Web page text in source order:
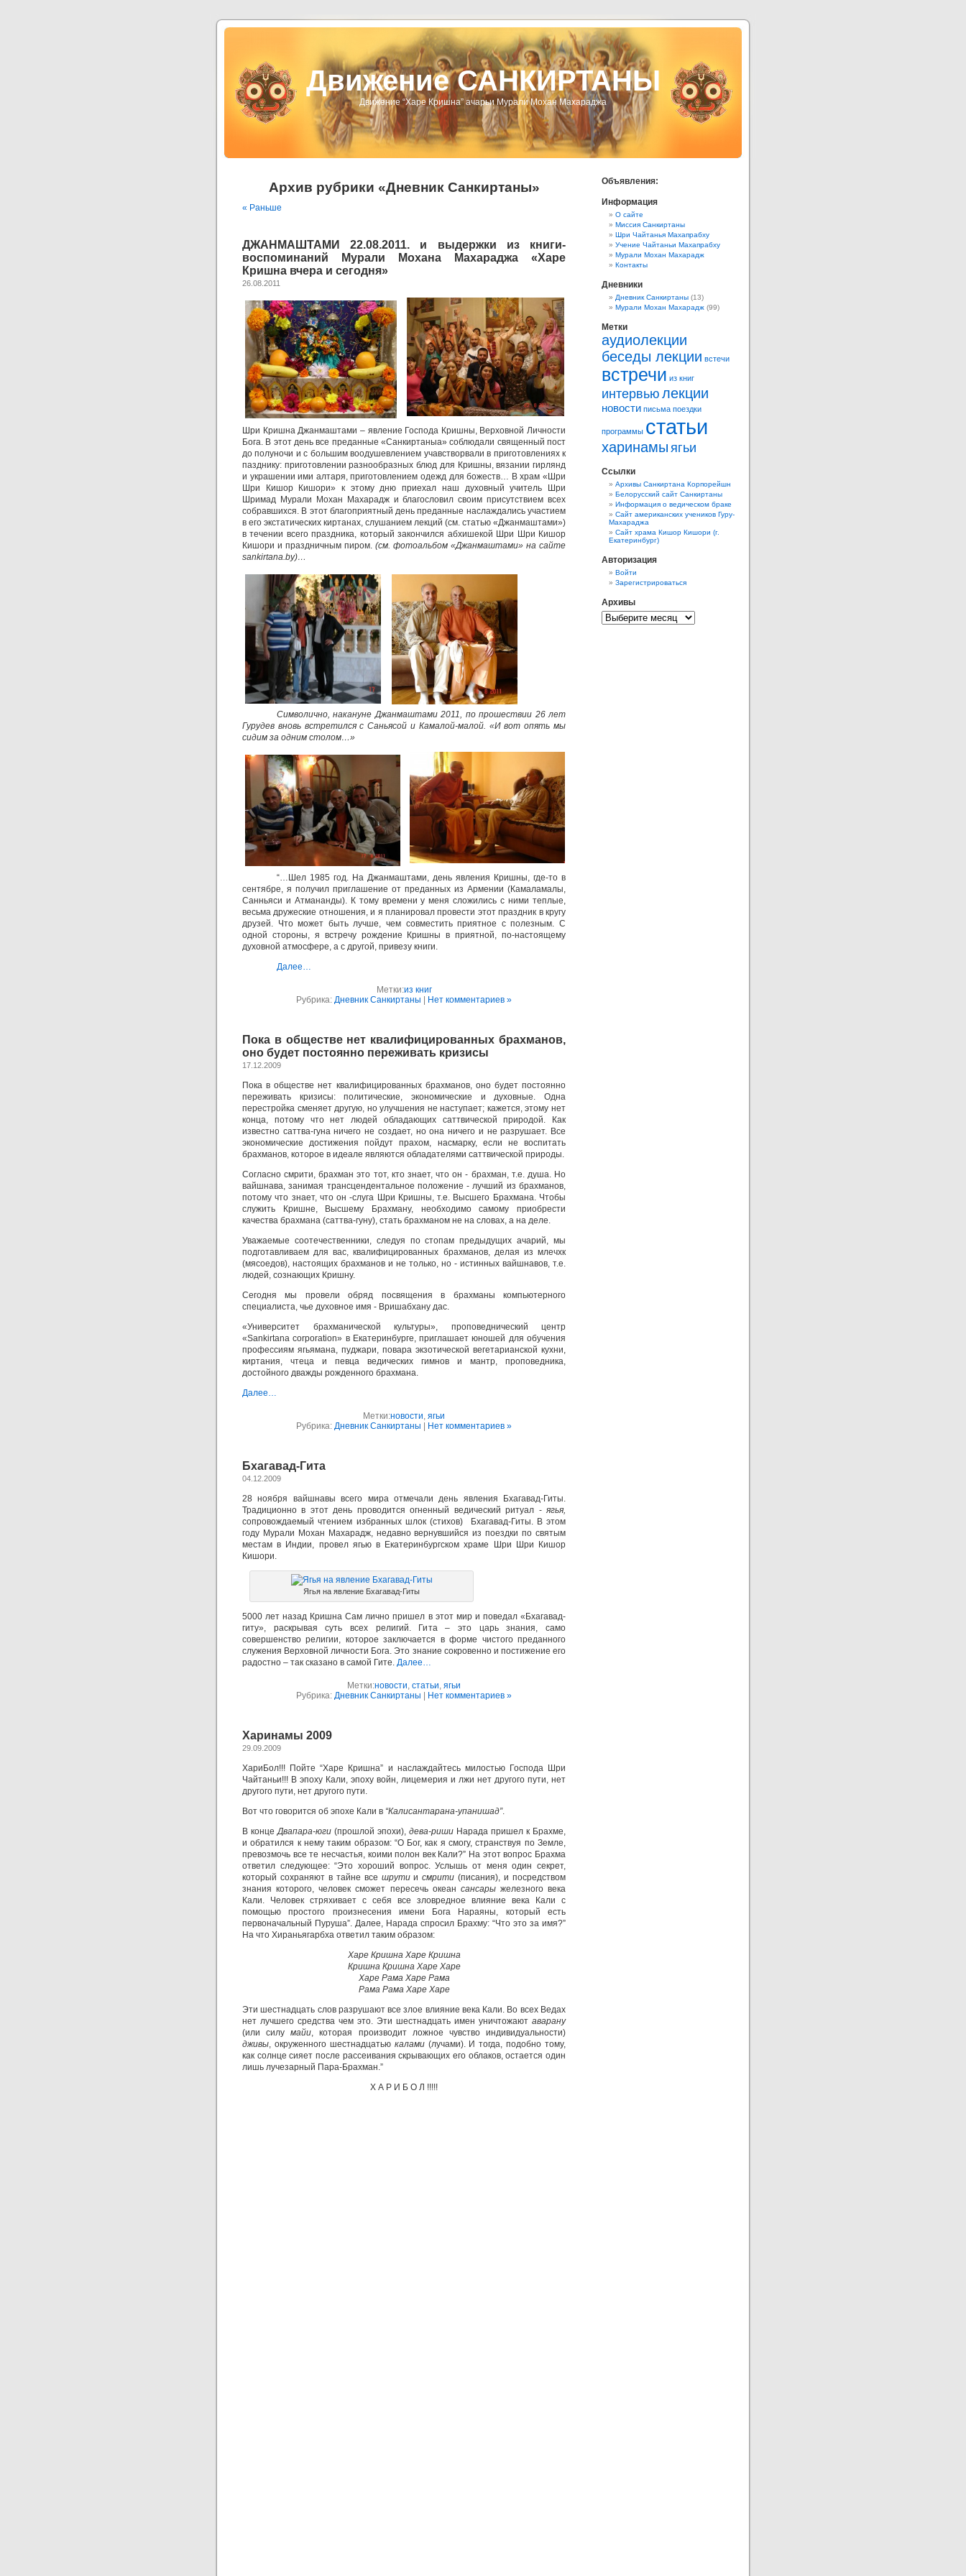
Движение САНКИРТАНЫ
Движение “Харе Кришна” ачарьи Мурали Мохан Махараджа
Архив рубрики «Дневник Санкиртаны»
« Раньше
ДЖАНМАШТАМИ 22.08.2011. и выдержки из книги-
воспоминаний Мурали Мохана Махараджа «Харе
Кришна вчера и сегодня»
26.08.2011
Шри Кришна Джанмаштами – явление Господа Кришны, Верховной Личности
Бога. В этот день все преданные «Санкиртаныа» соблюдали священный пост
до полуночи и с большим воодушевлением учавстворвали в приготовлениях к
пазднику: приготовлении разнообразных блюд для Кришны, вязании гирлянд
и украшении ими алтаря, приготовлением одежд для божеств… В храм «Шри
Шри Кишор Кишори» к этому дню приехал наш духовный учитель Шри
Шримад Мурали Мохан Махарадж и благословил своим присутствием всех
собравшихся. В этот благоприятный день преданные наслаждались участием
в его экстатических киртанах, слушанием лекций (см. статью «Джанмаштами»)
в течении всего праздника, который закончился абхишекой Шри Шри Кишор
Кишори и праздничным пиром. (см. фотоальбом «Джанмаштами» на сайте
sankirtana.by)…
Символично, накануне Джанмаштами 2011, по прошествии 26 лет
Гурудев вновь встретился с Саньясой и Камалой-малой. «И вот опять мы
сидим за одним столом…»
“…Шел 1985 год. На Джанмаштами, день явления Кришны, где-то в
сентябре, я получил приглашение от преданных из Армении (Камаламалы,
Санньяси и Атмананды). К тому времени у меня сложились с ними теплые,
весьма дружеские отношения, и я планировал провести этот праздник в кругу
друзей. Что может быть лучше, чем совместить приятное с полезным. С
одной стороны, я встречу рождение Кришны в приятной, по-настоящему
духовной атмосфере, а с другой, привезу книги.
Далее…
Метки:из книг
Рубрика: Дневник Санкиртаны Нет комментариев »
Пока в обществе нет квалифицированных брахманов,
оно будет постоянно переживать кризисы
17.12.2009
Пока в обществе нет квалифицированных брахманов, оно будет постоянно
переживать кризисы: политические, экономические и духовные. Одна
перестройка сменяет другую, но улучшения не наступает; кажется, этому нет
конца, потому что нет людей обладающих саттвической природой. Как
известно саттва-гуна ничего не создает, но она ничего и не разрушает. Все
экономические достижения пойдут прахом, насмарку, если не воспитать
брахманов, которое в идеале являются обладателями саттвической природы.
Согласно смрити, брахман это тот, кто знает, что он - брахман, т.е. душа. Но
вайшнава, занимая трансцендентальное положение - лучший из брахманов,
потому что знает, что он -слуга Шри Кришны, т.е. Высшего Брахмана. Чтобы
служить Кришне, Высшему Брахману, необходимо самому приобрести
качества брахмана (саттва-гуну), стать брахманом не на словах, а на деле.
Уважаемые соотечественники, следуя по стопам предыдущих ачарий, мы
подготавливаем для вас, квалифицированных брахманов, делая из млечхк
(мясоедов), настоящих брахманов и не только, но - истинных вайшнавов, т.е.
людей, сознающих Кришну.
Сегодня мы провели обряд посвящения в брахманы компьютерного
специалиста, чье духовное имя - Вришабхану дас.
«Университет брахманической культуры», проповеднический центр
«Sankirtana corporation» в Екатеринбурге, приглашает юношей для обучения
профессиям ягьямана, пуджари, повара экзотической вегетарианской кухни,
киртания, чтеца и певца ведических гимнов и мантр, проповедника,
достойного дважды рожденного брахмана.
Далее…
Метки:новости, ягьи
Рубрика: Дневник Санкиртаны Нет комментариев »
Бхагавад-Гита
04.12.2009
28 ноября вайшнавы всего мира отмечали день явления Бхагавад-Гиты.
Традиционно в этот день проводится огненный ведический ритуал - ягья,
сопровождаемый чтением избранных шлок (стихов) Бхагавад-Гиты. В этом
году Мурали Мохан Махарадж, недавно вернувшийся из поездки по святым
местам в Индии, провел ягью в Екатеринбургском храме Шри Шри Кишор
Кишори.
Ягья на явление Бхагавад-Гиты
5000 лет назад Кришна Сам лично пришел в этот мир и поведал «Бхагавад-
гиту», раскрывая суть всех религий. Гита – это царь знания, само
совершенство религии, которое заключается в форме чистого преданного
служения Верховной личности Бога. Это знание сокровенно и постижение его
радостно – так сказано в самой Гите. Далее…
Метки:новости, статьи, ягьи
Рубрика: Дневник Санкиртаны Нет комментариев »
Харинамы 2009
29.09.2009
ХариБол!!! Пойте “Харе Кришна” и наслаждайтесь милостью Господа Шри
Чайтаньи!!! В эпоху Кали, эпоху войн, лицемерия и лжи нет другого пути, нет
другого пути, нет другого пути.
Вот что говорится об эпохе Кали в “Калисантарана-упанишад”.
В концеДвапара-юги (прошлой эпохи), дева-риши Нарада пришел к Брахме,
и обратился к нему таким образом: “O Бог, как я смогу, cтранствуя по Земле,
превозмочь все те несчастья, коими полон век Кали?” На этот вопрос Брахма
ответил cледующее: “Это хороший вопрос. Услышь от меня один секрет,
который сохраняют в тайне все шрутиисмрити (писания), и посредством
знания которого, человек сможет пересечь океан сансарыжелезного века
Кали. Человек стряхивает с себя все зловредное влияние века Кали с
помощью простого произнесения имени Бога Нараяны, который есть
первоначальный Пуруша”. Далее, Нарада спросил Брахму: “Что это за имя?”
На что Хираньягарбха ответил таким образом:
Харе Кришна Харе Кришна
Кришна Кришна Харе Харе
Харе Рама Харе Рама
Рама Рама Харе Харе
Эти шестнадцать слов разрушают все злое влияние века Кали. Во всех Ведах
нет лучшего средства чем это. Эти шестнадцать имен уничтожают аварану
(или силумайи, которая производит ложное чувство индивидуальности)
дживы, окруженного шестнадцатью калами(лучами). И тогда, подобно тому,
как солнце сияет после рассеивания скрывающих его облаков, остается один
лишь лучезарный Пара-Брахман.”
Х А Р И Б О Л !!!!!
Объявления:
Информация
О сайте
Миссия Санкиртаны
Шри Чайтанья Махапрабху
Учение Чайтаньи Махапрабху
Мурали Мохан Махарадж
Контакты
Дневники
Дневник Санкиртаны (13)
Мурали Мохан Махарадж (99)
Метки
аудиолекции
беседы лекции встечи
встречи из книг
интервью лекции
новости письма поездки
программы статьи
харинамы ягьи
Ссылки
Архивы Санкиртана Корпорейшн
Белорусский сайт Санкиртаны
Информация о ведическом браке
Сайт американских учеников Гуру-
Махараджа
Сайт храма Кишор Кишори (г.
Екатеринбург)
Авторизация
Войти
Зарегистрироваться
Архивы